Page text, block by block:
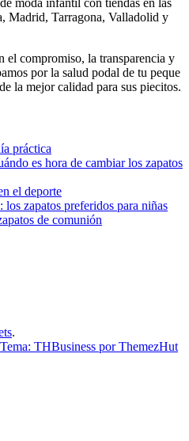
moda infantil con tiendas en las
Madrid, Tarragona, Valladolid y
el compromiso, la transparencia y
por la salud podal de tu peque
la mejor calidad para sus piecitos.
práctica
es hora de cambiar los zapatos
el deporte
los zapatos preferidos para niñas
de comunión
.
Tema: THBusiness por ThemezHut